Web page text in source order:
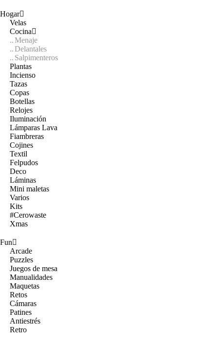
Hogar
Velas
Cocina
Menaje
Delantales
Salpimenteros
Plantas
Incienso
Tazas
Copas
Botellas
Relojes
Iluminación
Lámparas Lava
Fiambreras
Cojines
Textil
Felpudos
Deco
Láminas
Mini maletas
Varios
Kits
#Cerowaste
Xmas
Fun
Arcade
Puzzles
Juegos de mesa
Manualidades
Maquetas
Retos
Cámaras
Patines
Antiestrés
Retro